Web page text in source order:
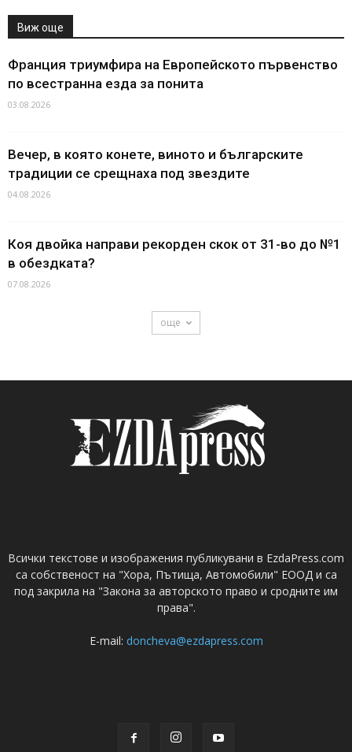
Виж още
Франция триумфира на Европейското първенство
по всестранна езда за понита
03.08.2026
Вечер, в която конете, виното и българските
традиции се срещнаха под звездите
04.08.2026
Коя двойка направи рекорден скок от 31-во до №1
в обездката?
07.08.2026
още
Всички текстове и изображения публикувани в EzdaPress.com
са собственост на "Хора, Пътища, Автомобили" ЕООД и са
под закрила на "Закона за авторското право и сродните им
права".
E-mail: doncheva@ezdapress.com